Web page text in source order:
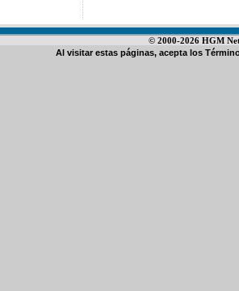
© 2000-2026 HGM
Al visitar estas páginas, acepta los